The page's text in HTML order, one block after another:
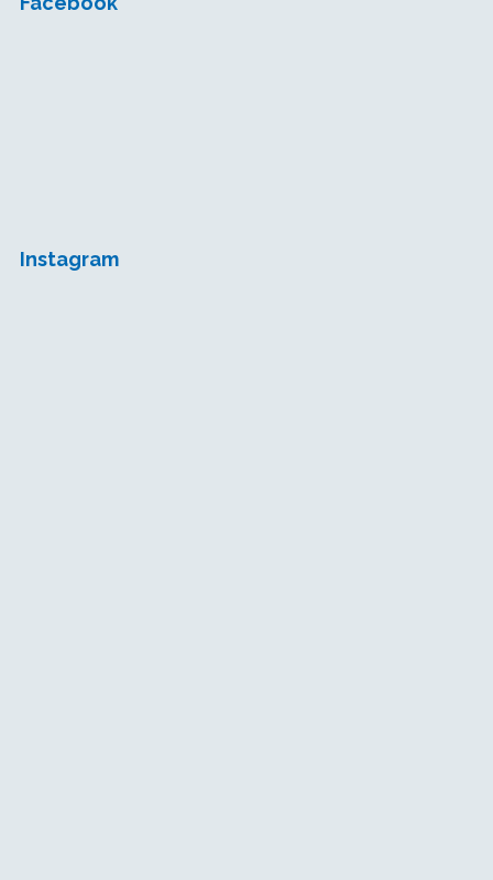
Instagram